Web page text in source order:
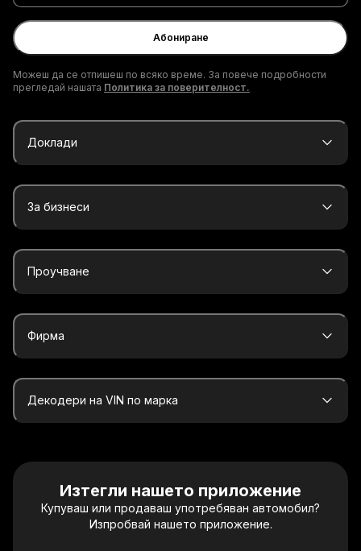
имейл
адрес
Абониране
Можеш да се отпишеш по всяко време. За повече подробности
прегледай нашата Политика за поверителност.
Доклади
За бизнеси
Проучване
Фирма
Декодери на VIN по марка
Изтегли нашето приложение
Купуваш или продаваш употребяван автомобил?
Изпробвай нашето приложение.